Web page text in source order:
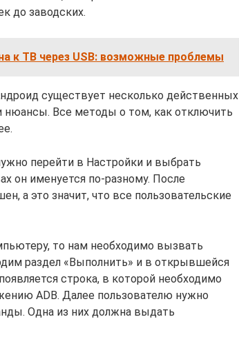
до заводских.
к ТВ через USB: возможные проблемы
существует несколько действенных
Все методы о том, как отключить
перейти в Настройки и выбрать
он именуется по-разному. После
а это значит, что все пользовательские
то нам необходимо вызвать
раздел «Выполнить» и в открывшейся
строка, в которой необходимо
ADB. Далее пользователю нужно
Одна из них должна выдать